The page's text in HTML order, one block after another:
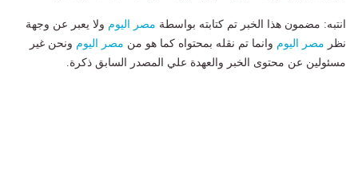
انتبه: مضمون هذا الخبر تم كتابته بواسطة مصر اليوم ولا يعبر عن وجهة
نظر مصر اليوم وانما تم نقله بمحتواه كما هو من مصر اليوم ونحن غير
مسئولين عن محتوى الخبر والعهدة علي المصدر السابق ذكرة.